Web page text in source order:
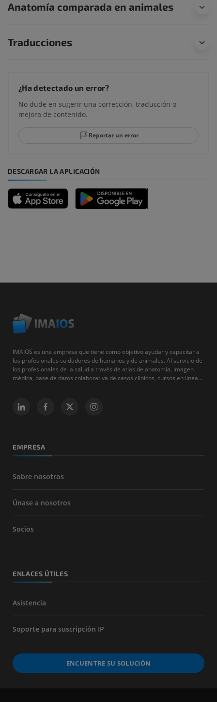
Anatomía comparada en animales
Traducciones
¿Ha detectado un error?
No dude en sugerir una corrección, traducción o
mejora de contenido.
Reportar un error
DESCARGAR LA APLICACIÓN
IMAIOS es una empresa que tiene como objetivo ayudar y capacitar a
los profesionales cuidadores de humanos y de animales. Al servicio de
los profesionales de la salud a través de atlas de anatomía, imagen
médica, base de datos colaborativa de casos clínicos, cursos en línea...
EMPRESA
Sobre nosotros
Únase a nosotros
Socios
ENLACES ÚTILES
Asistencia
Soporte para suscripción IP
ENCUENTRE SU SOLUCIÓN